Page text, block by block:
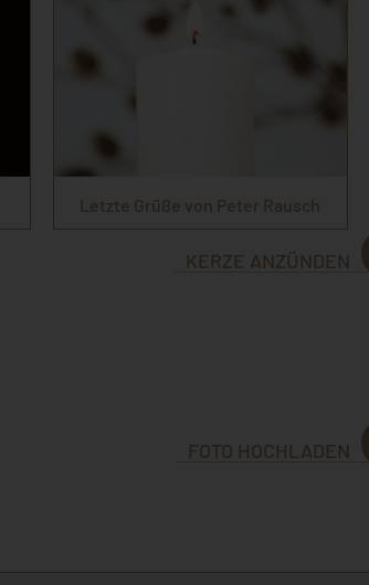
Letzte Grüße von Peter Rausch
KERZE ANZÜNDEN
FOTO HOCHLADEN